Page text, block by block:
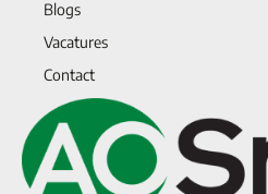
Blogs
Vacatures
Contact